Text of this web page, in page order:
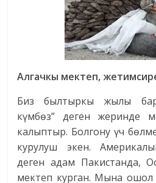
Алгачкы мектеп,
Биз былтыркы жылы
күмбөз” деген жеринде
калыптыр. Болгону үч
курулуш экен.
деген адам Пакистанда,
мектеп курган. Мына